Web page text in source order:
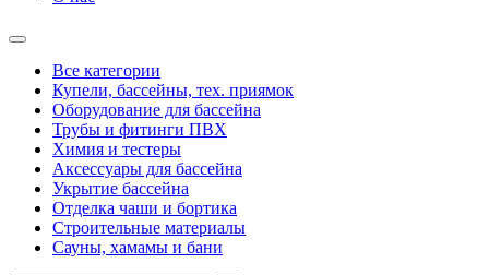
Все категории
Купели, бассейны, тех. приямок
Оборудование для бассейна
Трубы и фитинги ПВХ
Химия и тестеры
Аксессуары для бассейна
Укрытие бассейна
Отделка чаши и бортика
Строительные материалы
Сауны, хамамы и бани